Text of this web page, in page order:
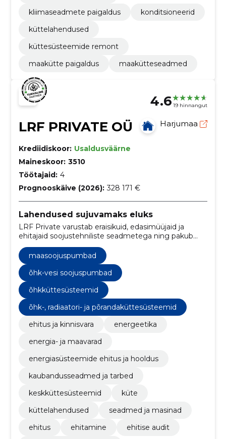
kliimaseadmete paigaldus
konditsioneerid
küttelahendused
küttesüsteemide remont
maakütte paigaldus
maakütteseadmed
4.6 19 hinnangut
LRF PRIVATE OÜ Harjumaa
Krediidiskoor: Usaldusväärne
Maineskoor: 3510
Töötajaid: 4
Prognooskäive (2026): 328 171 €
Lahendused sujuvamaks eluks
LRF Private varustab eraisikuid, edasimüüjaid ja
ehitajaid soojustehniliste seadmetega ning pakub
oma teadmisi ja kogemusi hoonete kütte-,
ventilatsiooni- ja jahutusseadmete valikul,
paigaldamisel, hooldusel ja tehnosüsteemide
kaasajastamisel.
maasoojuspumbad
õhk-vesi soojuspumbad
õhkküttesüsteemid
õhk-, radiaatori- ja põrandaküttesüsteemid
ehitus ja kinnisvara
energeetika
energia- ja maavarad
energiasüsteemide ehitus ja hooldus
kaubandusseadmed ja tarbed
keskküttesüsteemid
küte
küttelahendused
seadmed ja masinad
ehitus
ehitamine
ehitise audit